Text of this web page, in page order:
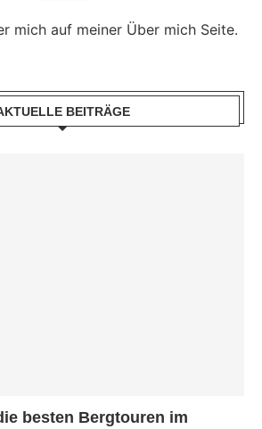
mich auf meiner Über mich Seite.
BEITRÄGE
besten Bergtouren im